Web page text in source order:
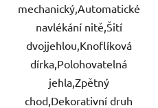
mechanický,Automatické
navlékání nitě,Šití
dvojjehlou,Knoflíková
dírka,Polohovatelná
jehla,Zpětný
chod,Dekorativní druh